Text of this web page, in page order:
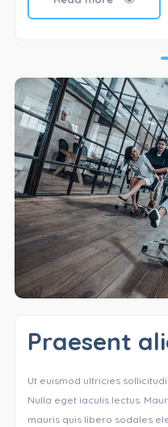
Praesent
Ut euismod ultricies
Nulla eget iaculis lectus.
mauris quis libero sodales